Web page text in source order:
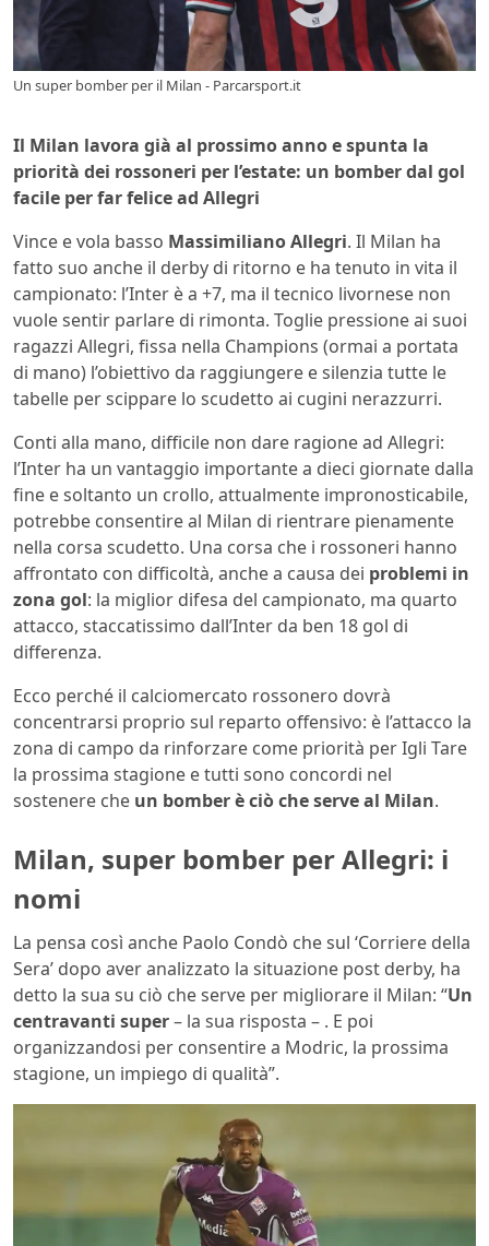
Un super bomber per il Milan - Parcarsport.it
Il Milan lavora già al prossimo anno e spunta la
priorità dei rossoneri per l’estate: un bomber dal gol
facile per far felice ad Allegri
Vince e vola basso Massimiliano Allegri. Il Milan ha
fatto suo anche il derby di ritorno e ha tenuto in vita il
campionato: l’Inter è a +7, ma il tecnico livornese non
vuole sentir parlare di rimonta. Toglie pressione ai suoi
ragazzi Allegri, fissa nella Champions (ormai a portata
di mano) l’obiettivo da raggiungere e silenzia tutte le
tabelle per scippare lo scudetto ai cugini nerazzurri.
Conti alla mano, difficile non dare ragione ad Allegri:
l’Inter ha un vantaggio importante a dieci giornate dalla
fine e soltanto un crollo, attualmente impronosticabile,
potrebbe consentire al Milan di rientrare pienamente
nella corsa scudetto. Una corsa che i rossoneri hanno
affrontato con difficoltà, anche a causa dei problemi in
zona gol: la miglior difesa del campionato, ma quarto
attacco, staccatissimo dall’Inter da ben 18 gol di
differenza.
Ecco perché il calciomercato rossonero dovrà
concentrarsi proprio sul reparto offensivo: è l’attacco la
zona di campo da rinforzare come priorità per Igli Tare
la prossima stagione e tutti sono concordi nel
sostenere che un bomber è ciò che serve al Milan.
Milan, super bomber per Allegri: i
nomi
La pensa così anche Paolo Condò che sul ‘Corriere della
Sera’ dopo aver analizzato la situazione post derby, ha
detto la sua su ciò che serve per migliorare il Milan: “Un
centravanti super– la sua risposta – . E poi
organizzandosi per consentire a Modric, la prossima
stagione, un impiego di qualità”.